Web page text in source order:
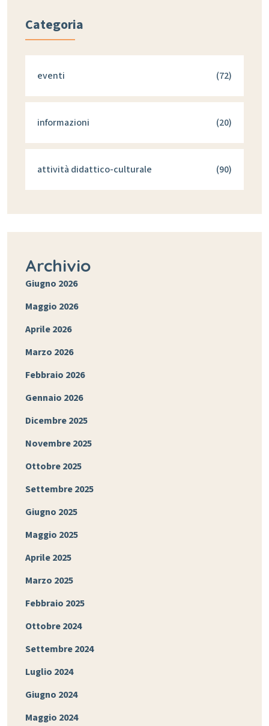
Categoria
eventi (72)
informazioni (20)
attività didattico-culturale (90)
Archivio
Giugno 2026
Maggio 2026
Aprile 2026
Marzo 2026
Febbraio 2026
Gennaio 2026
Dicembre 2025
Novembre 2025
Ottobre 2025
Settembre 2025
Giugno 2025
Maggio 2025
Aprile 2025
Marzo 2025
Febbraio 2025
Ottobre 2024
Settembre 2024
Luglio 2024
Giugno 2024
Maggio 2024